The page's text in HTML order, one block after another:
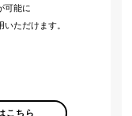
可能に
ただけます。
こちら